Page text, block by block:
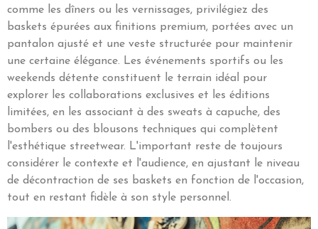
comme les dîners ou les vernissages, privilégiez des
baskets épurées aux finitions premium, portées avec un
pantalon ajusté et une veste structurée pour maintenir
une certaine élégance. Les événements sportifs ou les
weekends détente constituent le terrain idéal pour
explorer les collaborations exclusives et les éditions
limitées, en les associant à des sweats à capuche, des
bombers ou des blousons techniques qui complètent
l'esthétique streetwear. L'important reste de toujours
considérer le contexte et l'audience, en ajustant le niveau
de décontraction de ses baskets en fonction de l'occasion,
tout en restant fidèle à son style personnel.